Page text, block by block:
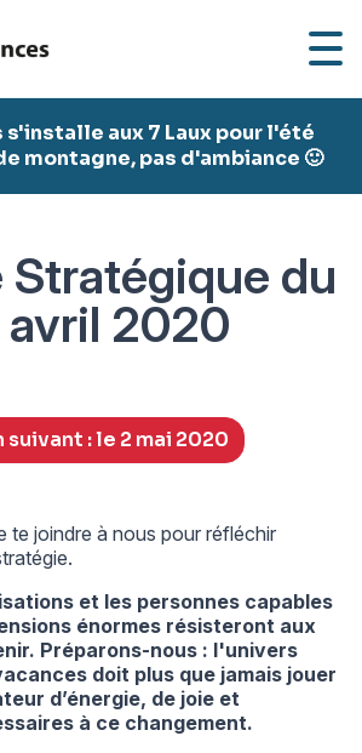
s'installe aux 7 Laux pour l'été
montagne, pas d'ambiance 🙂
Stratégique du
avril 2020
suivant : le 2 mai 2020
te joindre à nous pour réfléchir
et les personnes capables
énormes résisteront aux
Préparons-nous : l'univers
doit plus que jamais jouer
d’énergie, de joie et
à ce changement.